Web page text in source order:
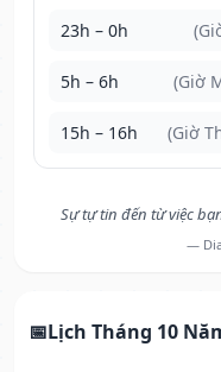
23h – 0h
5h – 6h (Giờ
15h – 16h (Giờ
Sự tự tin đến từ việc
—
Lịch Tháng 10